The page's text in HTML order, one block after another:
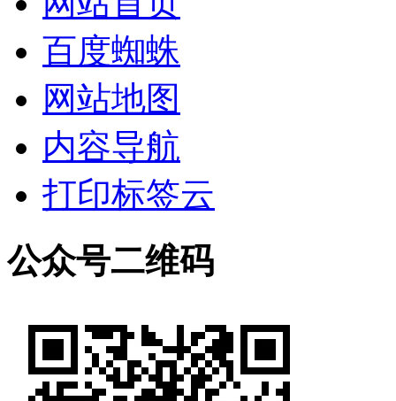
百度蜘蛛
网站地图
内容导航
打印标签云
公众号二维码